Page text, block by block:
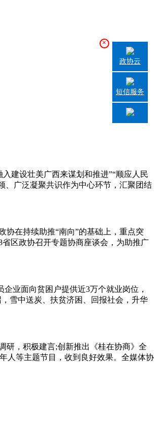
建设壮美广西来谋划和推进”“顺应人民
、广泛凝聚共识作为中心环节，汇聚团结
在持续助推“南向”的基础上，重点突
区政协召开专题协商座谈会，为助推广
业面向贫困户提供近3万个就业岗位，
雪中送炭、扶贫济困、回报社会，升华
，积极建言;创新推出《桂在协商》全
人等主题节目，收到良好效果。全媒体协
×
政协云
短信服务